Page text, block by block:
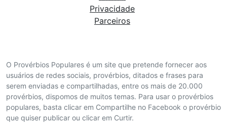
O Provérbios Populares é um site que pretende fornecer aos
usuários de redes sociais, provérbios, ditados e frases para
serem enviadas e compartilhadas, entre os mais de 20.000
provérbios, dispomos de muitos temas. Para usar o provérbios
populares, basta clicar em Compartilhe no Facebook o provérbio
que quiser publicar ou clicar em Curtir.
Privacidade
Parceiros